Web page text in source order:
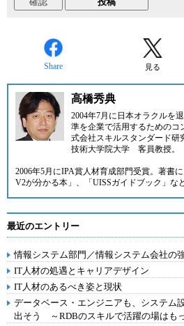
Share 見る
高橋秀典
2004年7月に日本オラクルを
準を企業で活用するためのコ
式会社スキルスタンダード研
技術大学院大学 客員教授。
2006年5月にIPA賞人材育成部門受賞。著書
V2が分かる本」、「UISSガイドブック」など
最近のエントリー
情報システム部門／情報システム会社の
IT人材の処遇とキャリアデザイン
IT人材のあるべき姿と現状
データベース・エンジニアも、システム
出そう ～RDBのスキルで活躍の場はも